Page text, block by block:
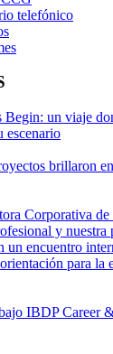
telefónico
Begin: un viaje
escenario
brillaron
Corporativa
y nuestra
un encuentro
para la
IBDP Career